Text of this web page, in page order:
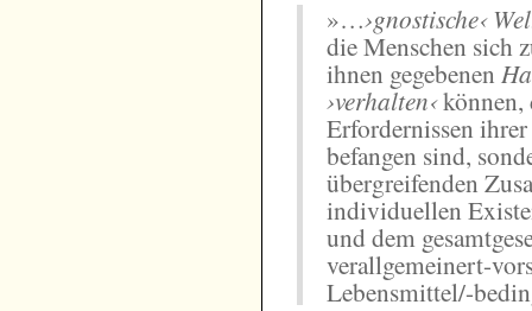
»…›gnostische‹
die Menschen sich
ihnen gegebenen
›verhalten‹können,
Erfordernissen
befangen sind,
übergreifenden
individuellen
und dem
verallgemeinert-
Lebensmittel/-